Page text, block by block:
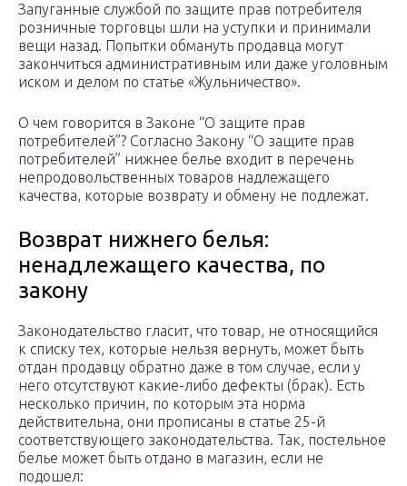
Запуганные службой по защите прав потребителя
розничные торговцы шли на уступки и принимали
вещи назад. Попытки обмануть продавца могут
закончиться административным или даже уголовным
иском и делом по статье «Жульничество».
О чем говорится в Законе “О защите прав
потребителей”? Согласно Закону “О защите прав
потребителей” нижнее белье входит в перечень
непродовольственных товаров надлежащего
качества, которые возврату и обмену не подлежат.
Возврат нижнего белья:
ненадлежащего качества, по
закону
Законодательство гласит, что товар, не относящийся
к списку тех, которые нельзя вернуть, может быть
отдан продавцу обратно даже в том случае, если у
него отсутствуют какие-либо дефекты (брак). Есть
несколько причин, по которым эта норма
действительна, они прописаны в статье 25-й
соответствующего законодательства. Так, постельное
белье может быть отдано в магазин, если не
подошел: